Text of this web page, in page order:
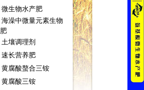
微生物水产肥
海澡中微量元素生物
肥
土壤调理剂
速长营养肥
黄腐酸螯合三铵
黄腐酸三铵